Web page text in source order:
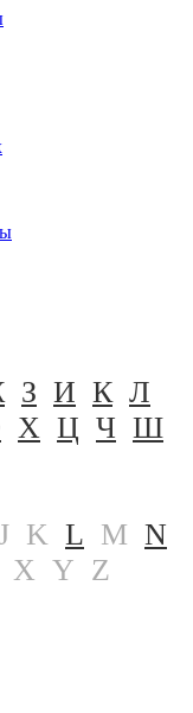
З И К Л
Х Ц Ч Ш
K L M N
X Y Z